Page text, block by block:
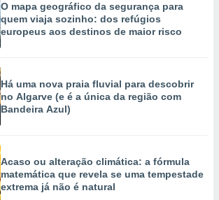
O mapa geográfico da segurança para
quem viaja sozinho: dos refúgios
europeus aos destinos de maior risco
Há uma nova praia fluvial para descobrir
no Algarve (e é a única da região com
Bandeira Azul)
Acaso ou alteração climática: a fórmula
matemática que revela se uma tempestade
extrema já não é natural